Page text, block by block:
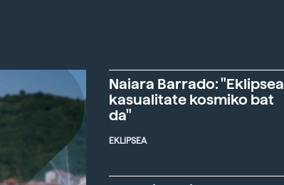
Naiara Barrado: "Eklipsea
kasualitate kosmiko bat
da"
EKLIPSEA